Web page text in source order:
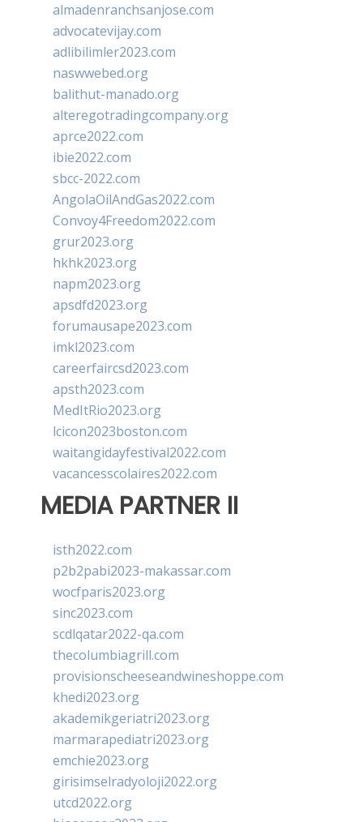
almadenranchsanjose.com
advocatevijay.com
adlibilimler2023.com
naswwebed.org
balithut-manado.org
alteregotradingcompany.org
aprce2022.com
ibie2022.com
sbcc-2022.com
AngolaOilAndGas2022.com
Convoy4Freedom2022.com
grur2023.org
hkhk2023.org
napm2023.org
apsdfd2023.org
forumausape2023.com
imkl2023.com
careerfaircsd2023.com
apsth2023.com
MedItRio2023.org
lcicon2023boston.com
waitangidayfestival2022.com
vacancesscolaires2022.com
MEDIA PARTNER II
isth2022.com
p2b2pabi2023-makassar.com
wocfparis2023.org
sinc2023.com
scdlqatar2022-qa.com
thecolumbiagrill.com
provisionscheeseandwineshoppe.com
khedi2023.org
akademikgeriatri2023.org
marmarapediatri2023.org
emchie2023.org
girisimselradyoloji2022.org
utcd2022.org